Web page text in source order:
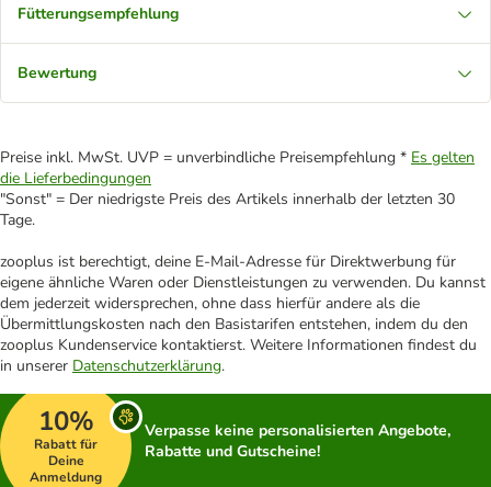
Fütterungsempfehlung
Bewertung
Preise inkl. MwSt. UVP = unverbindliche Preisempfehlung * Es gelten
die Lieferbedingungen
"Sonst" = Der niedrigste Preis des Artikels innerhalb der letzten 30
Tage.
zooplus ist berechtigt, deine E-Mail-Adresse für Direktwerbung für
eigene ähnliche Waren oder Dienstleistungen zu verwenden. Du kannst
dem jederzeit widersprechen, ohne dass hierfür andere als die
Übermittlungskosten nach den Basistarifen entstehen, indem du den
zooplus Kundenservice kontaktierst. Weitere Informationen findest du
in unserer Datenschutzerklärung.
10%
Rabatt für
Deine
Anmeldung
Verpasse keine personalisierten Angebote,
Rabatte und Gutscheine!